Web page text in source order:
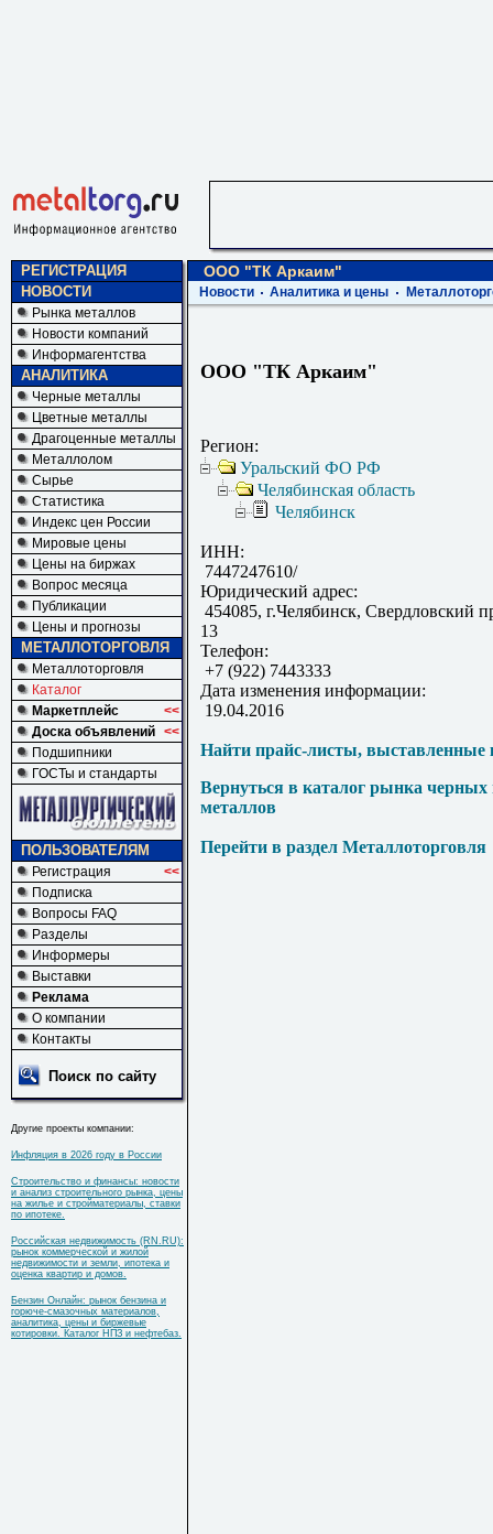
РЕГИСТРАЦИЯ
НОВОСТИ
Рынка металлов
Новости компаний
Информагентства
АНАЛИТИКА
Черные металлы
Цветные металлы
Драгоценные металлы
Металлолом
Сырье
Статистика
Индекс цен России
Мировые цены
Цены на биржах
Вопрос месяца
Публикации
Цены и прогнозы
МЕТАЛЛОТОРГОВЛЯ
Металлоторговля
Каталог
Маркетплейс
<<
Доска объявлений <<
Подшипники
ГОСТы и стандарты
ПОЛЬЗОВАТЕЛЯМ
Регистрация
<<
Подписка
Вопросы FAQ
Разделы
Информеры
Выставки
Реклама
О компании
Контакты
Поиск по сайту
Другие проекты компании:
Инфляция в 2026 году в России
Строительство и финансы: новости
и анализ строительного рынка, цены
на жилье и стройматериалы, ставки
по ипотеке.
Российская недвижимость (RN.RU):
рынок коммерческой и жилой
недвижимости и земли, ипотека и
оценка квартир и домов.
Бензин Онлайн: рынок бензина и
горюче-смазочных материалов,
аналитика, цены и биржевые
котировки. Каталог НПЗ и нефтебаз.
ООО "ТК Аркаим"
Новости Аналитика и цены
ООО "ТК Аркаим"
Регион:
Уральский ФО РФ
Челябинская область
Челябинск
ИНН:
7447247610/
Юридический адрес:
454085, г.Челябинск, Свердловский
13
Телефон:
+7 (922) 7443333
Дата изменения информации:
19.04.2016
Найти прайс-листы, выставленные
Вернуться в каталог рынка
металлов
Перейти в раздел Металлоторговля